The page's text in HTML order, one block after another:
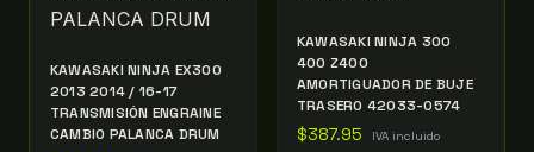
KAWASAKI NINJA EX300
2013 2014 / 16-17
TRANSMISIÓN ENGRAINE
CAMBIO PALANCA DRUM
KAWASAKI NINJA 300
400 Z400
AMORTIGUADOR DE BUJE
TRASERO 42033-0574
$387.95 IVA incluido